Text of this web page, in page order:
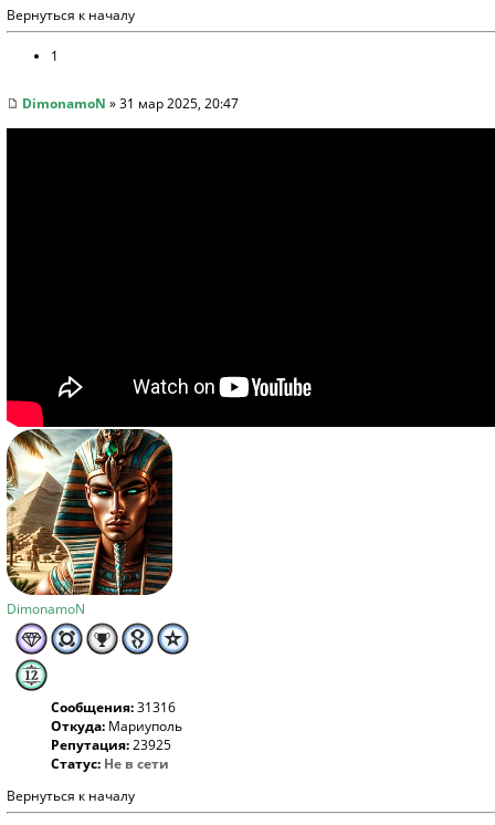
Вернуться к началу
1
DimonamoN » 31 мар 2025, 20:47
DimonamoN
Сообщения:31316
Откуда: Мариуполь
Репутация:23925
Статус: Не в сети
Вернуться к началу